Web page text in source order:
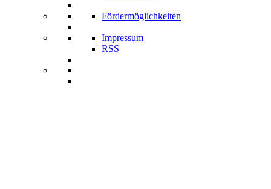
Fördermöglichkeiten
Impressum
RSS